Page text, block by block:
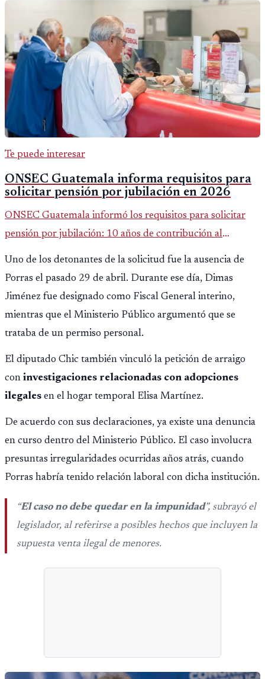
Te puede interesar
ONSEC Guatemala informa requisitos para
solicitar pensión por jubilación en 2026
ONSEC Guatemala informó los requisitos para solicitar
pensión por jubilación: 10 años de contribución al
Montepío y 50 años de edad, o 20 años de servicio sin
importar edad.
Uno de los detonantes de la solicitud fue la ausencia de
Porras el pasado 29 de abril. Durante ese día, Dimas
Jiménez fue designado como Fiscal General interino,
mientras que el Ministerio Público argumentó que se
trataba de un permiso personal.
El diputado Chic también vinculó la petición de arraigo
con investigaciones relacionadas con adopciones
ilegales en el hogar temporal Elisa Martínez.
De acuerdo con sus declaraciones, ya existe una denuncia
en curso dentro del Ministerio Público. El caso involucra
presuntas irregularidades ocurridas años atrás, cuando
Porras habría tenido relación laboral con dicha institución.
“El caso no debe quedar en la impunidad”, subrayó el
legislador, al referirse a posibles hechos que incluyen la
supuesta venta ilegal de menores.